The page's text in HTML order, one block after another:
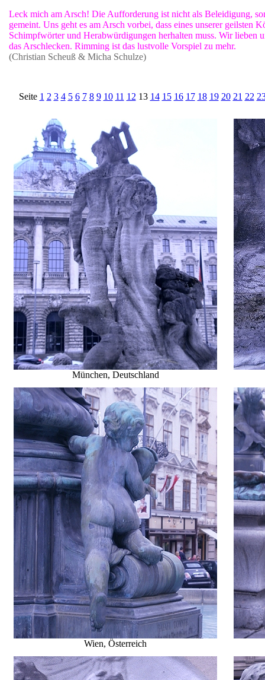
Leck mich am Arsch! Die Aufforderung ist nicht als Beleidigung,
gemeint. Uns geht es am Arsch vorbei, dass eines unserer geilsten
Schimpfwörter und Herabwürdigungen herhalten muss. Wir lieben
das Arschlecken. Rimming ist das lustvolle Vorspiel zu mehr.
(Christian Scheuß & Micha Schulze)
Seite 1 2 3 4 5 6 7 8 9 10 11 12 13 14 15 16 17 18 19 20 21 22
München, Deutschland
Wien, Österreich